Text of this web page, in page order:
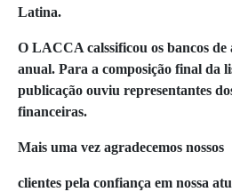
Latina.
O LACCA calssificou os bancos de
anual. Para a composição final da
publicação ouviu representantes
financeiras.
Mais uma vez agradecemos nossos
clientes pela confiança em nossa